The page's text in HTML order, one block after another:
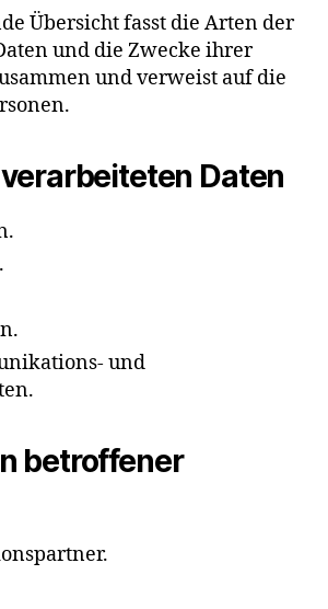
Übersicht fasst die Arten der
und die Zwecke ihrer
und verweist auf die
Daten
und
betroffener